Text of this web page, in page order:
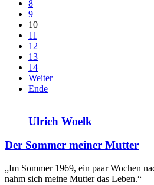
8
9
10
11
12
13
14
Weiter
Ende
Ulrich Woelk
Der Sommer meiner Mutter
„Im Sommer 1969, ein paar Wochen
nahm sich meine Mutter das Leben.“